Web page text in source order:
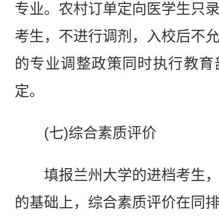
专业。农村订单定向医学生只
考生，不进行调剂，入校后不
的专业调整政策同时执行教
定。
(七)综合素质评价
填报兰州大学的进档考生，
的基础上，综合素质评价在同